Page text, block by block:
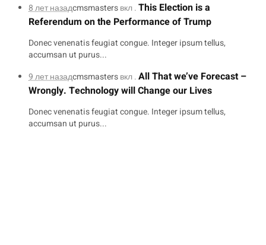
8 лет назадcmsmastersвкл .This Election is a
Referendum on the Performance of Trump
Donec venenatis feugiat congue. Integer ipsum tellus,
accumsan ut purus...
9 лет назадcmsmastersвкл .All That we’ve Forecast –
Wrongly. Technology will Change our Lives
Donec venenatis feugiat congue. Integer ipsum tellus,
accumsan ut purus...